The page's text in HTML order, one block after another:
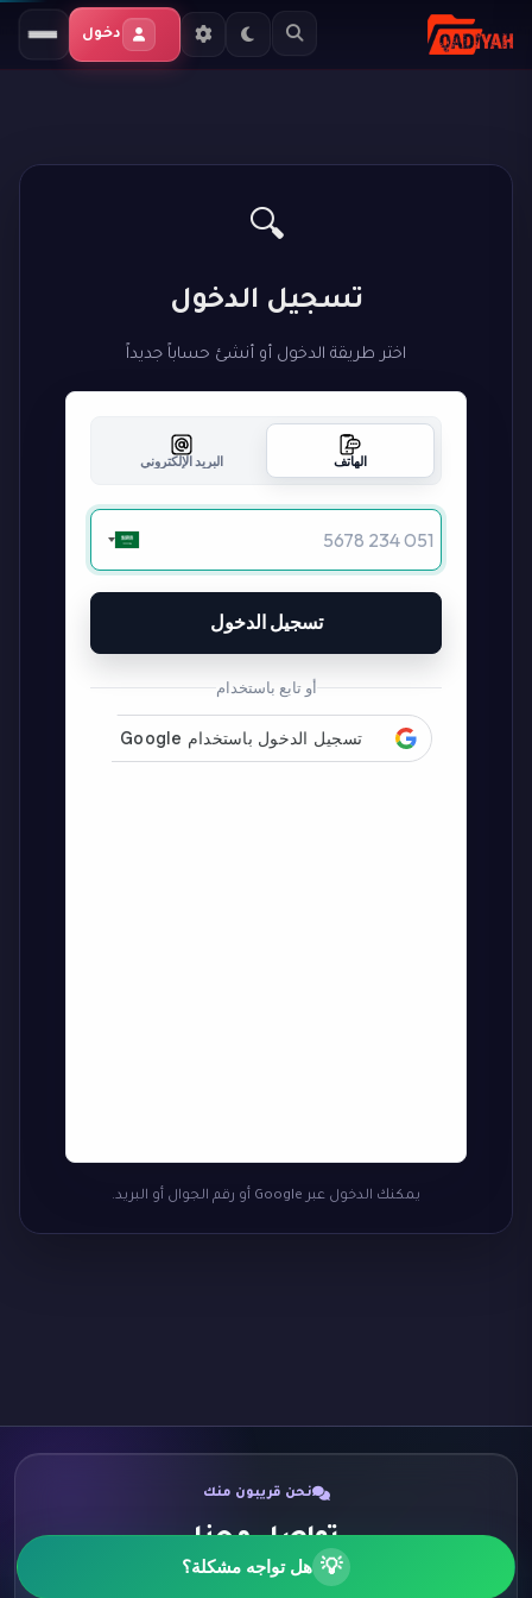
دخول
🔍
تسجيل الدخول
اختر طريقة الدخول أو أنشئ حساباً جديداً
الهاتف البريد الإلكتروني
تسجيل الدخول
أو تابع باستخدام
يمكنك الدخول عبر Google أو رقم الجوال أو البريد.
نحن قريبون منك
تواصل معنا
اختر الطريقة الأنسب لك وسنكون سعداء برسالتك.
💡 هل تواجه مشكلة؟